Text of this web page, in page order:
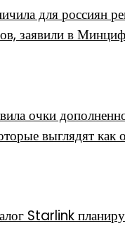
для россиян
заявили в
очки
выглядят как
Starlink